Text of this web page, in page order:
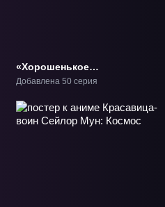
«Хорошенькое
лекарство:
небеса!» ТВ-1
Добавлена 50 серия